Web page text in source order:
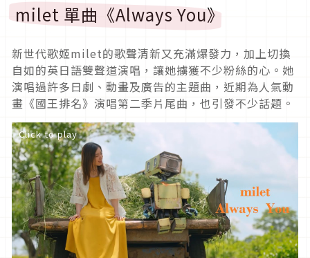
milet 單曲《Always You》
新世代歌姬milet的歌聲清新又充滿爆發力，加上切換
自如的英日語雙聲道演唱，讓她擄獲不少粉絲的心。她
演唱過許多日劇、動畫及廣告的主題曲，近期為人氣動
畫《國王排名》演唱第二季片尾曲，也引發不少話題。
Click to play